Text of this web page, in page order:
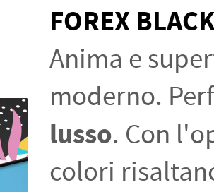
FOREX
Anima e
moderno.
lusso. Con
colori